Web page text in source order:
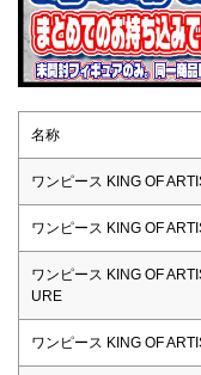
名称
ワンピース KING OF
ワンピース KING OF
ワンピース KING OF
URE
ワンピース KING OF